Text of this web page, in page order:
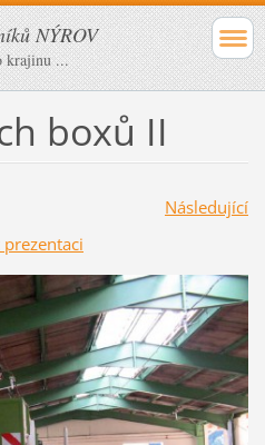
NÝROV
krajinu ...
boxů II
Následující